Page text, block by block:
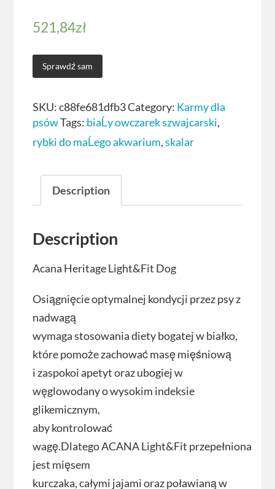
521,84zł
Sprawdź sam
SKU:c88fe681dfb3Category: Karmy dla
psówTags: biaĹy owczarek szwajcarski,
rybki do maĹego akwarium,skalar
Description
Description
Acana Heritage Light&Fit Dog
Osiągnięcie optymalnej kondycji przez psy z
nadwagą
wymaga stosowania diety bogatej w białko,
które pomoże zachować masę mięśniową
i zaspokoi apetyt oraz ubogiej w
węglowodany o wysokim indeksie
glikemicznym,
aby kontrolować
wagę.Dlatego ACANA Light&Fit przepełniona
jest mięsem
kurczaka, całymi jajami oraz poławianą w